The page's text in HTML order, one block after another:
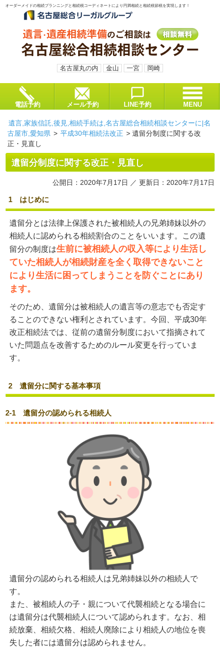
オーダーメイドの相続プランニングと相続税コーディネートにより円満相続と相続税節税を実現します！
名古屋丸の内 金山 一宮 岡崎
電話予約 メール予約 LINE予約 MENU
遺言,家族信託,後見,相続手続は,名古屋総合相続相談センターに|名
古屋市,愛知県 > 平成30年相続法改正 >遺留分制度に関する改
正・見直し
遺留分制度に関する改正・見直し
公開日：2020年7月17日 ／ 更新日：2020年7月17日
1 はじめに
遺留分とは法律上保護された被相続人の兄弟姉妹以外の
相続人に認められる相続割合のことをいいます。この遺
留分の制度は生前に被相続人の収入等により生活し
ていた相続人が相続財産を全く取得できないこと
により生活に困ってしまうことを防ぐことにあり
ます。
そのため、遺留分は被相続人の遺言等の意志でも否定す
ることのできない権利とされています。今回、平成30年
改正相続法では、従前の遺留分制度において指摘されて
いた問題点を改善するためのルール変更を行っていま
す。
2 遺留分に関する基本事項
2-1 遺留分の認められる相続人
遺留分の認められる相続人は兄弟姉妹以外の相続人で
す。
また、被相続人の子・親について代襲相続となる場合に
は遺留分は代襲相続人について認められます。なお、相
続放棄、相続欠格、相続人廃除により相続人の地位を喪
失した者には遺留分は認められません。